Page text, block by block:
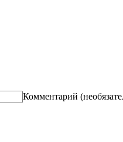
Комментарий